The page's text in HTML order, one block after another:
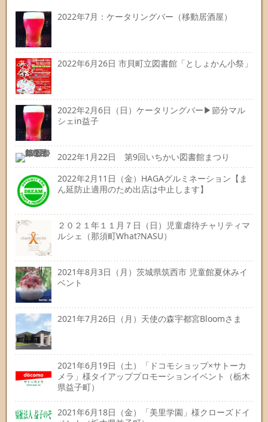
2022年7月：ケータリングバー（移動居酒屋）
2022年6月26日 市貝町立図書館「としょかん小祭」
2022年2月6日（日）ケータリングバー▶節分マル
シェin益子
2022年1月22日 第9回いちかい図書館まつり
2022年2月11日（金）HAGAグルミネーション【ま
ん延防止適用のため出店は中止します】
２０２１年１１月７日（日）児童虐待チャリティマ
ルシェ（那須町What?NASU）
2021年8月3日（月）茨城県筑西市 児童館夏休みイ
ベント
2021年7月26日（月）天使の森宇都宮Bloomさま
2021年6月19日（土）「ドコモショップ×サトーカ
メラ」様タイアッププロモーションイベント（栃木
県益子町）
2021年6月18日（金）「美里学園」様クローズドイ